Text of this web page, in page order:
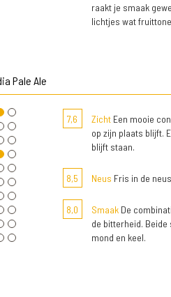
raakt je smaak
lichtjes wat
Pale Ale
7,6 ZichtEen mooie
op zijn plaats blijft.
blijft staan.
8,5 Neus Fris in de
8,0 SmaakDe
de bitterheid.
mond en keel.